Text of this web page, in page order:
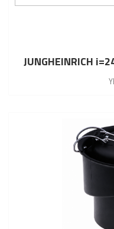
JUNGHEINRICH